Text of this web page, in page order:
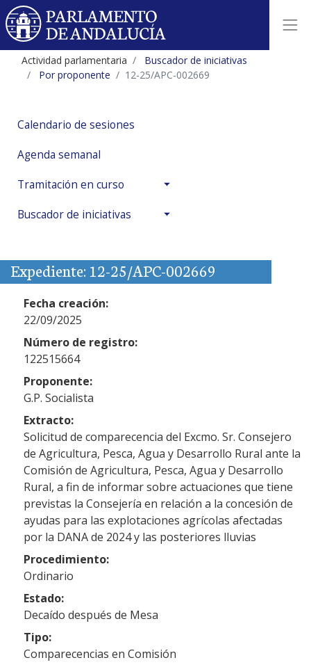
Actividad parlamentaria
Buscador de iniciativas
Por proponente
12-25/APC-002669
Calendario de sesiones
Agenda semanal
Tramitación en curso
Buscador de iniciativas
Expediente: 12-25/APC-002669
Fecha creación:
22/09/2025
Número de registro:
122515664
Proponente:
G.P. Socialista
Extracto:
Solicitud de comparecencia del Excmo. Sr. Consejero
de Agricultura, Pesca, Agua y Desarrollo Rural ante la
Comisión de Agricultura, Pesca, Agua y Desarrollo
Rural, a fin de informar sobre actuaciones que tiene
previstas la Consejería en relación a la concesión de
ayudas para las explotaciones agrícolas afectadas
por la DANA de 2024 y las posteriores lluvias
Procedimiento:
Ordinario
Estado:
Decaído después de Mesa
Tipo:
Comparecencias en Comisión